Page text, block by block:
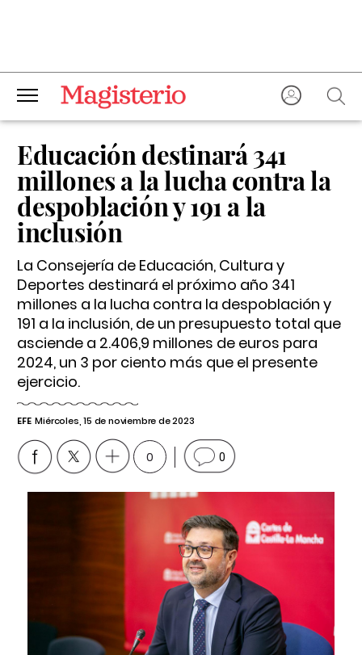
Educación destinará 341
millones a la lucha contra la
despoblación y 191 a la
inclusión
La Consejería de Educación, Cultura y
Deportes destinará el próximo año 341
millones a la lucha contra la despoblación y
191 a la inclusión, de un presupuesto total que
asciende a 2.406,9 millones de euros para
2024, un 3 por ciento más que el presente
ejercicio.
EFE Miércoles, 15 de noviembre de 2023
0 0